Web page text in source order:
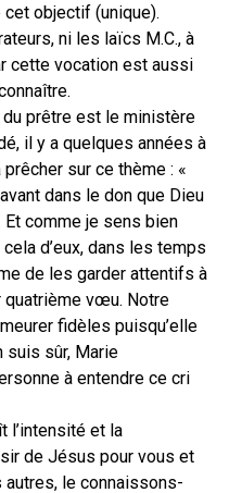
objectif (unique).
ni les laïcs M.C., à
cette vocation est aussi
prêtre est le ministère
il y a quelques années à
sur ce thème : «
dans le don que Dieu
comme je sens bien
d’eux, dans les temps
de les garder attentifs à
quatrième vœu. Notre
fidèles puisqu’elle
suis sûr, Marie
à entendre ce cri
l’intensité et la
de Jésus pour vous et
le connaissons-